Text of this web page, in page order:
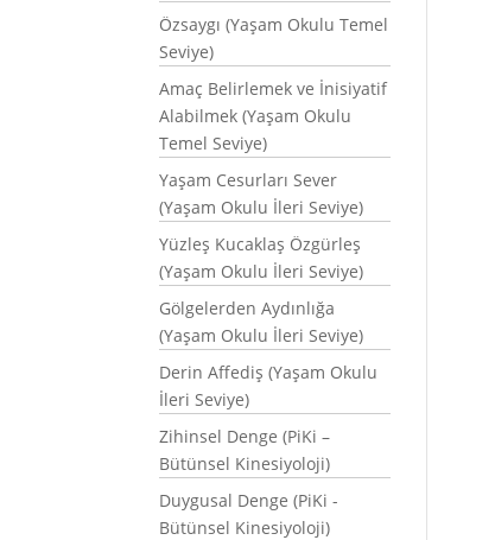
Özsaygı (Yaşam Okulu Temel
Seviye)
Amaç Belirlemek ve İnisiyatif
Alabilmek (Yaşam Okulu
Temel Seviye)
Yaşam Cesurları Sever
(Yaşam Okulu İleri Seviye)
Yüzleş Kucaklaş Özgürleş
(Yaşam Okulu İleri Seviye)
Gölgelerden Aydınlığa
(Yaşam Okulu İleri Seviye)
Derin Affediş (Yaşam Okulu
İleri Seviye)
Zihinsel Denge (PiKi –
Bütünsel Kinesiyoloji)
Duygusal Denge (PiKi -
Bütünsel Kinesiyoloji)